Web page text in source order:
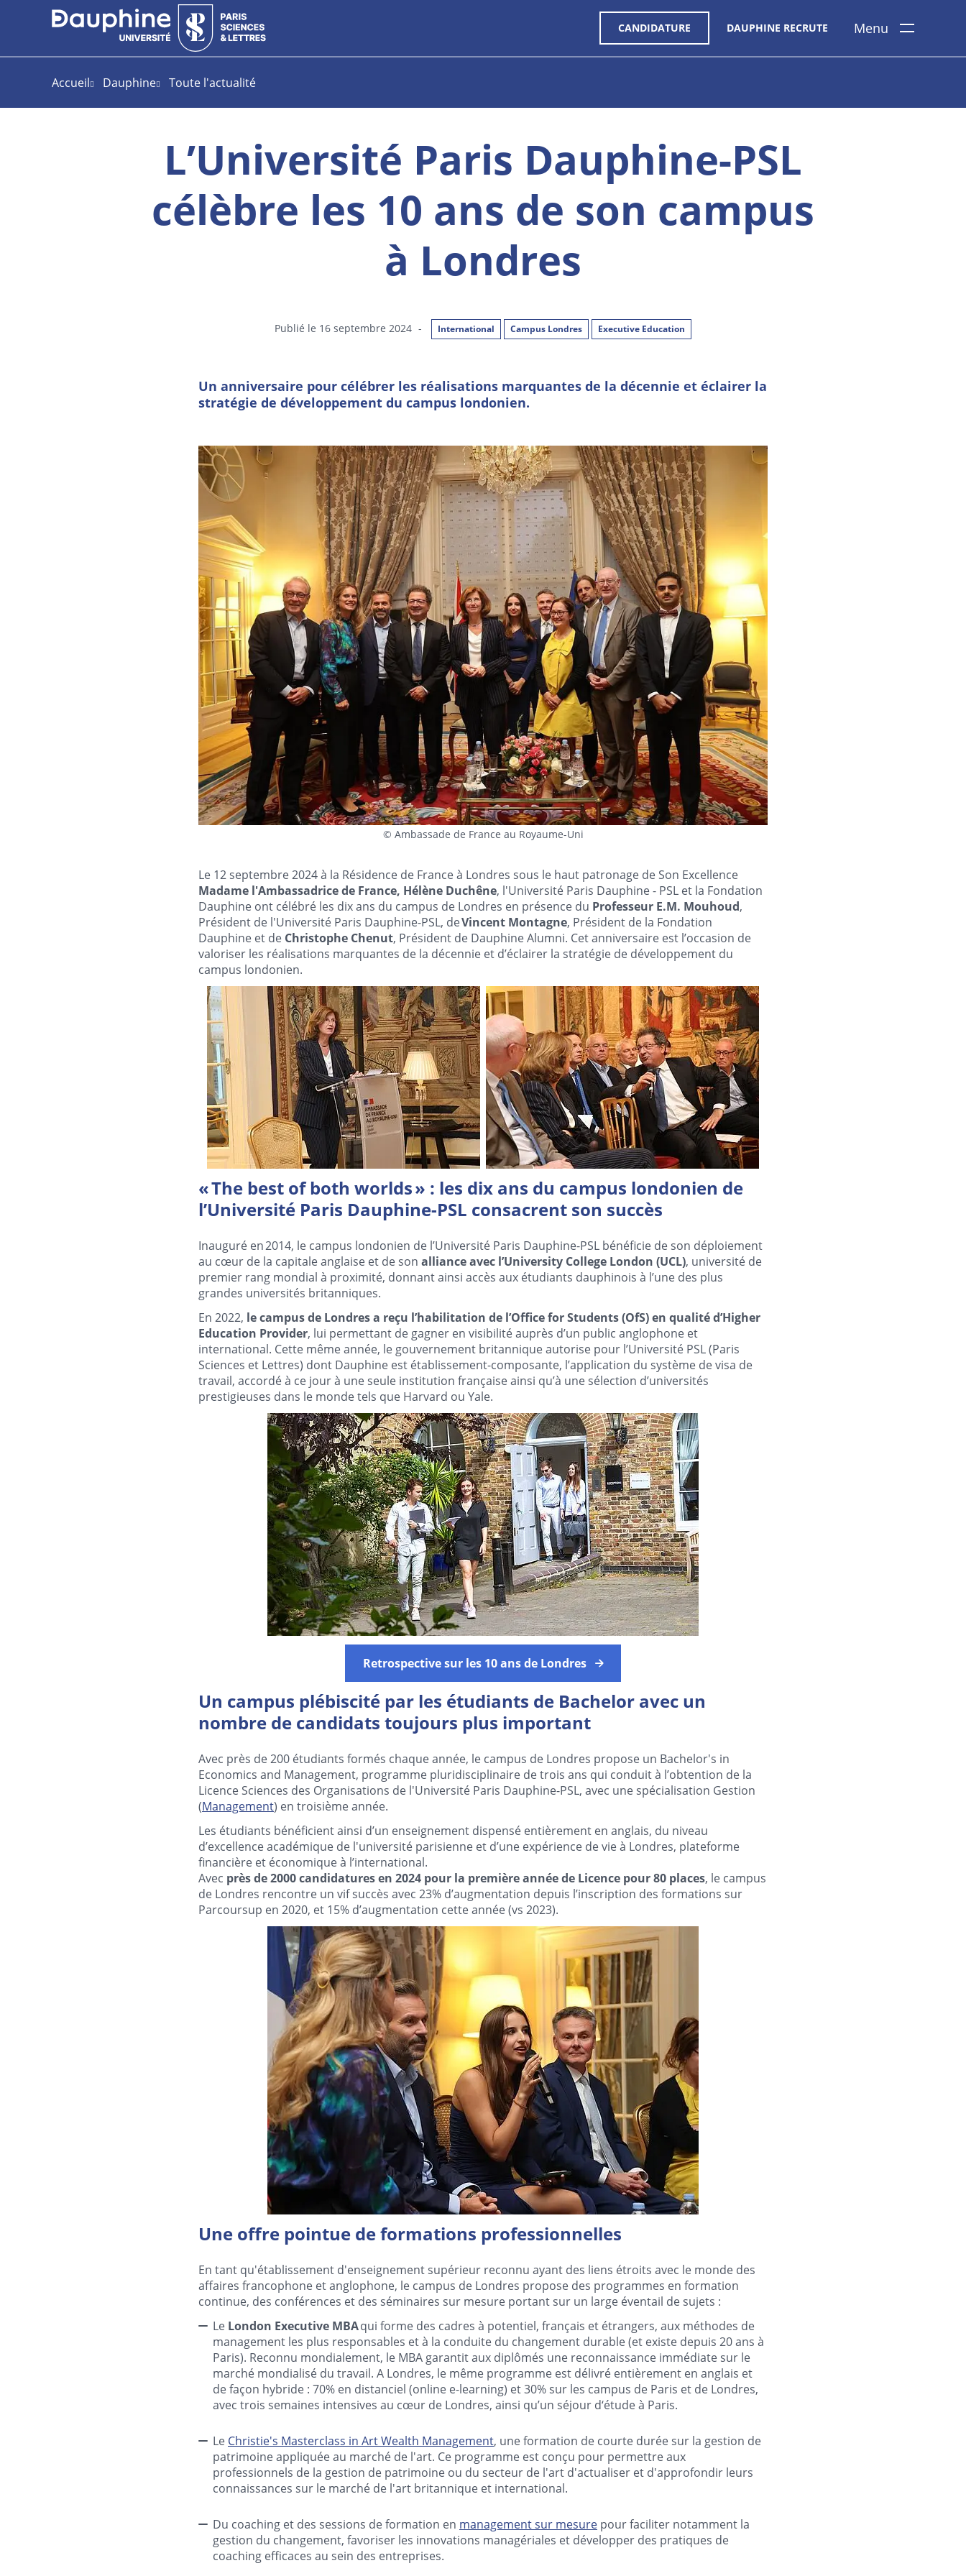
CANDIDATURE DAUPHINE RECRUTE Menu
Accueil Dauphine Toute l'actualité
L’Université Paris Dauphine-PSL
célèbre les 10 ans de son campus
à Londres
Publié le 16 septembre 2024 - International Campus Londres Executive Education
Un anniversaire pour célébrer les réalisations marquantes de la décennie et éclairer la
stratégie de développement du campus londonien.
© Ambassade de France au Royaume-Uni
Le 12 septembre 2024 à la Résidence de France à Londres sous le haut patronage de Son Excellence
Madame l'Ambassadrice de France, Hélène Duchêne, l'Université Paris Dauphine - PSL et la Fondation
Dauphine ont célébré les dix ans du campus de Londres en présence du Professeur E.M. Mouhoud,
Président de l'Université Paris Dauphine-PSL, deVincent Montagne, Président de la Fondation
Dauphine et de Christophe Chenut, Président de Dauphine Alumni. Cet anniversaire est l’occasion de
valoriser les réalisations marquantes de la décennie et d’éclairer la stratégie de développement du
campus londonien.
« The best of both worlds » : les dix ans du campus londonien de
l’Université Paris Dauphine-PSL consacrent son succès
Inauguré en 2014, le campus londonien de l’Université Paris Dauphine-PSL bénéficie de son déploiement
au cœur de la capitale anglaise et de son alliance avec l’University College London (UCL), université de
premier rang mondial à proximité, donnant ainsi accès aux étudiants dauphinois à l’une des plus
grandes universités britanniques.
En 2022, le campus de Londres a reçu l’habilitation de l’Office for Students (OfS) en qualité d’Higher
Education Provider, lui permettant de gagner en visibilité auprès d’un public anglophone et
international. Cette même année, le gouvernement britannique autorise pour l’Université PSL (Paris
Sciences et Lettres) dont Dauphine est établissement-composante, l’application du système de visa de
travail, accordé à ce jour à une seule institution française ainsi qu’à une sélection d’universités
prestigieuses dans le monde tels que Harvard ou Yale.
Retrospective sur les 10 ans de Londres
Un campus plébiscité par les étudiants de Bachelor avec un
nombre de candidats toujours plus important
Avec près de 200 étudiants formés chaque année, le campus de Londres propose un Bachelor's in
Economics and Management, programme pluridisciplinaire de trois ans qui conduit à l’obtention de la
Licence Sciences des Organisations de l'Université Paris Dauphine-PSL, avec une spécialisation Gestion
(Management) en troisième année.
Les étudiants bénéficient ainsi d’un enseignement dispensé entièrement en anglais, du niveau
d’excellence académique de l'université parisienne et d’une expérience de vie à Londres, plateforme
financière et économique à l’international.
Avec près de 2000 candidatures en 2024 pour la première année de Licence pour 80 places, le campus
de Londres rencontre un vif succès avec 23% d’augmentation depuis l’inscription des formations sur
Parcoursup en 2020, et 15% d’augmentation cette année (vs 2023).
Une offre pointue de formations professionnelles
En tant qu'établissement d'enseignement supérieur reconnu ayant des liens étroits avec le monde des
affaires francophone et anglophone, le campus de Londres propose des programmes en formation
continue, des conférences et des séminaires sur mesure portant sur un large éventail de sujets :
Le London Executive MBAqui forme des cadres à potentiel, français et étrangers, aux méthodes de
management les plus responsables et à la conduite du changement durable (et existe depuis 20 ans à
Paris). Reconnu mondialement, le MBA garantit aux diplômés une reconnaissance immédiate sur le
marché mondialisé du travail. A Londres, le même programme est délivré entièrement en anglais et
de façon hybride : 70% en distanciel (online e-learning) et 30% sur les campus de Paris et de Londres,
avec trois semaines intensives au cœur de Londres, ainsi qu’un séjour d‘étude à Paris.
Le Christie's Masterclass in Art Wealth Management, une formation de courte durée sur la gestion de
patrimoine appliquée au marché de l'art. Ce programme est conçu pour permettre aux
professionnels de la gestion de patrimoine ou du secteur de l'art d'actualiser et d'approfondir leurs
connaissances sur le marché de l'art britannique et international.
Du coaching et des sessions de formation en management sur mesure pour faciliter notamment la
gestion du changement, favoriser les innovations managériales et développer des pratiques de
coaching efficaces au sein des entreprises.